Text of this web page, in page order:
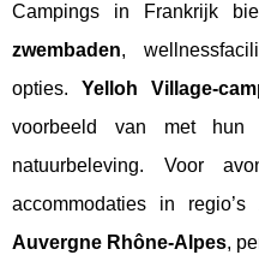
Campings in Frankrijk
zwembaden,
opties. Yelloh Village-
voorbeeld van met
natuurbeleving. Voor
accommodaties in regio’s
Auvergne Rhône-Alpes,